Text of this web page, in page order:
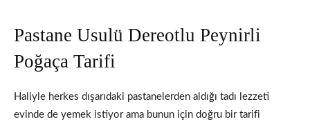
Pastane Usulü Dereotlu Peynirli
Poğaça Tarifi
Haliyle herkes dışarıdaki pastanelerden aldığı tadı lezzeti
evinde de yemek istiyor ama bunun için doğru bir tarifi